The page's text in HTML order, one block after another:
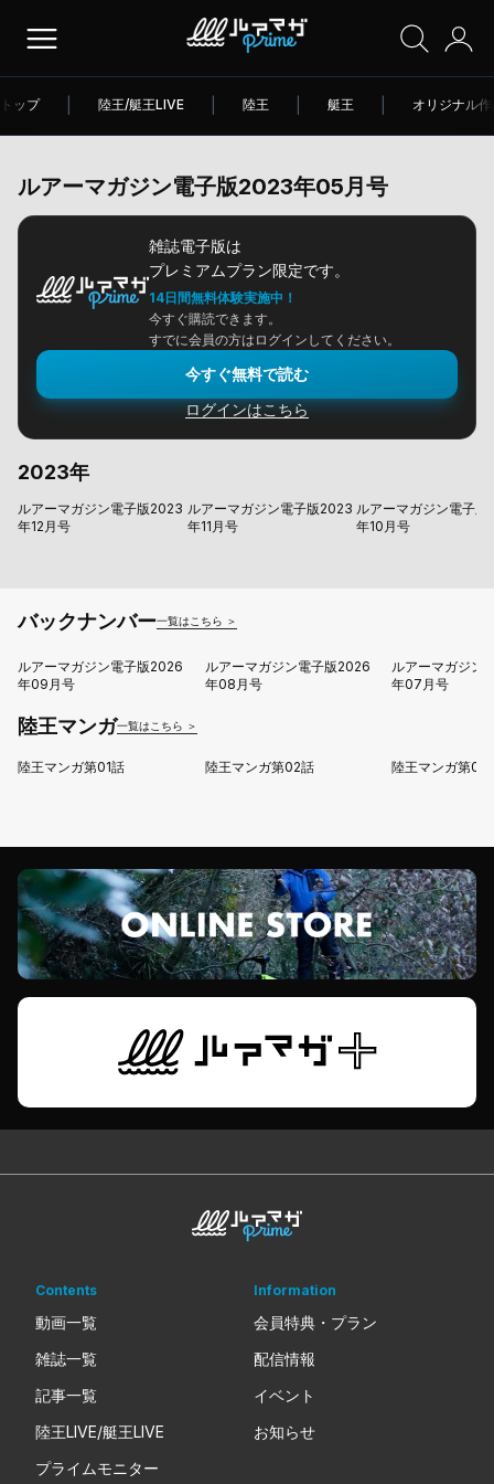
トップ 陸王/艇王LIVE 陸王 艇王 オリジナル
ルアーマガジン電子版2023年05月号
雑誌電子版は
プレミアムプラン限定です。
14日間無料体験実施中！
今すぐ購読できます。
すでに会員の方はログインしてください。
今すぐ無料で読む
ログインはこちら
2023年
ルアーマガジン電子版2023
年12月号
ルアーマガジン電子版2023
年11月号
ルアーマガジン電子
年10月号
バックナンバー一覧はこちら ＞
ルアーマガジン電子版2026
年09月号
ルアーマガジン電子版2026
年08月号
ルアーマガジン
年07月号
陸王マンガ一覧はこちら ＞
陸王マンガ第01話 陸王マンガ第02話 陸王マンガ第03
Contents
動画一覧
雑誌一覧
記事一覧
陸王LIVE/艇王LIVE
プライムモニター
Information
会員特典・プラン
配信情報
イベント
お知らせ